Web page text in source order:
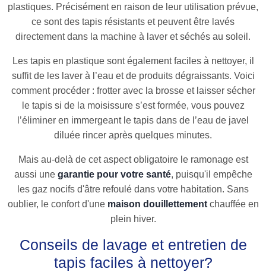
plastiques. Précisément en raison de leur utilisation prévue,
ce sont des tapis résistants et peuvent être lavés
directement dans la machine à laver et séchés au soleil.
Les tapis en plastique sont également faciles à nettoyer, il
suffit de les laver à l’eau et de produits dégraissants. Voici
comment procéder : frotter avec la brosse et laisser sécher
le tapis si de la moisissure s’est formée, vous pouvez
l’éliminer en immergeant le tapis dans de l’eau de javel
diluée rincer après quelques minutes.
Mais au-delà de cet aspect obligatoire le ramonage est
aussi une garantie pour votre santé, puisqu'il empêche
les gaz nocifs d'âtre refoulé dans votre habitation. Sans
oublier, le confort d'une maison douillettementchauffée en
plein hiver.
Conseils de lavage et entretien de
tapis faciles à nettoyer?